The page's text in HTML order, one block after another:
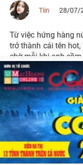
Tiin 28/07/
Từ việc hứng hàng
trở thành cái tên hot,
chờ mỗi khi anh cầm